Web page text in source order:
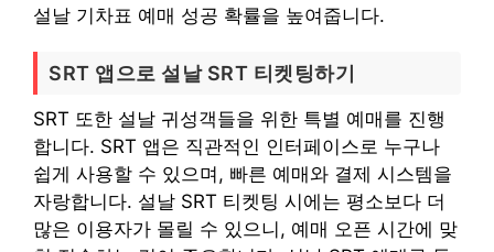
설날 기차표 예매 성공 확률을 높여줍니다.
SRT 앱으로 설날 SRT 티켓팅하기
SRT 또한 설날 귀성객들을 위한 특별 예매를 진행
합니다. SRT 앱은 직관적인 인터페이스로 누구나
쉽게 사용할 수 있으며, 빠른 예매와 결제 시스템을
자랑합니다. 설날 SRT 티켓팅 시에는 평소보다 더
많은 이용자가 몰릴 수 있으니, 예매 오픈 시간에 맞